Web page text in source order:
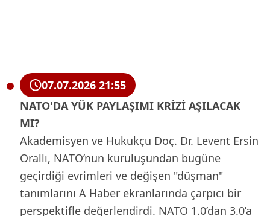
07.07.2026 21:55
NATO'DA YÜK PAYLAŞIMI KRİZİ AŞILACAK
MI?
Akademisyen ve Hukukçu Doç. Dr. Levent Ersin
Orallı, NATO’nun kuruluşundan bugüne
geçirdiği evrimleri ve değişen "düşman"
tanımlarını A Haber ekranlarında çarpıcı bir
perspektifle değerlendirdi. NATO 1.0’dan 3.0’a